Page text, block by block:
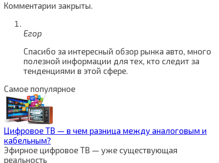
Комментарии закрыты.
Егор
Спасибо за интересный обзор рынка авто, много
полезной информации для тех, кто следит за
тенденциями в этой сфере.
Самое популярное
Цифровое ТВ — в чем разница между аналоговым и
кабельным?
Эфирное цифровое ТВ — уже существующая
реальность